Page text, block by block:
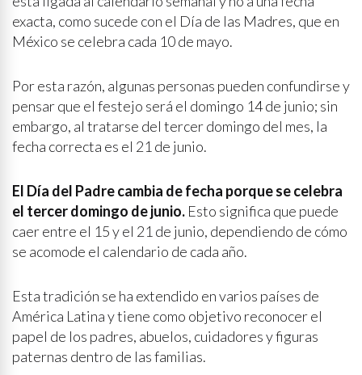
exacta, como sucede con el Día de las Madres, que en
México se celebra cada 10 de mayo.
Por esta razón, algunas personas pueden confundirse y
pensar que el festejo será el domingo 14 de junio; sin
embargo, al tratarse del tercer domingo del mes, la
fecha correcta es el 21 de junio.
El Día del Padre cambia de fecha porque se celebra
el tercer domingo de junio. Esto significa que puede
caer entre el 15 y el 21 de junio, dependiendo de cómo
se acomode el calendario de cada año.
Esta tradición se ha extendido en varios países de
América Latina y tiene como objetivo reconocer el
papel de los padres, abuelos, cuidadores y figuras
paternas dentro de las familias.